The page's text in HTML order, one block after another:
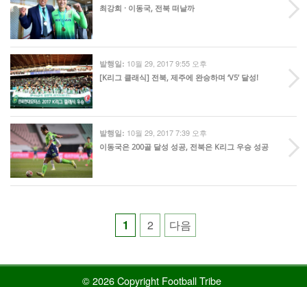
최강희 · 이동국, 전북 떠날까
발행일: 10월 29, 2017 9:55 오후
[K리그 클래식] 전북, 제주에 완승하며 ‘V5’ 달성!
발행일: 10월 29, 2017 7:39 오후
이동국은 200골 달성 성공, 전북은 K리그 우승 성공
Posts
pagination
1 2 다음
© 2026 Copyright Football Tribe